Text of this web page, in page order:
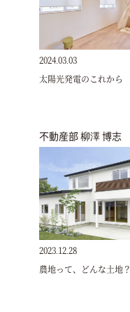
2024.03.03
太陽光発電のこれから
不動産部 柳澤 博志
2023.12.28
農地って、どんな土地？